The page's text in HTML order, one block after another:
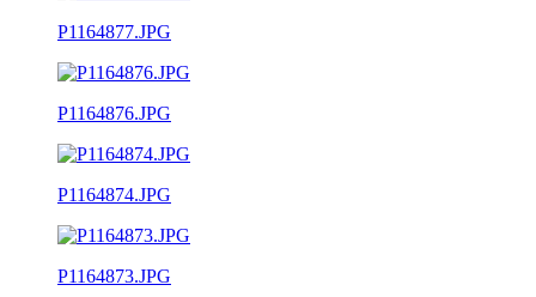
P1164877.JPG
P1164876.JPG
P1164874.JPG
P1164873.JPG